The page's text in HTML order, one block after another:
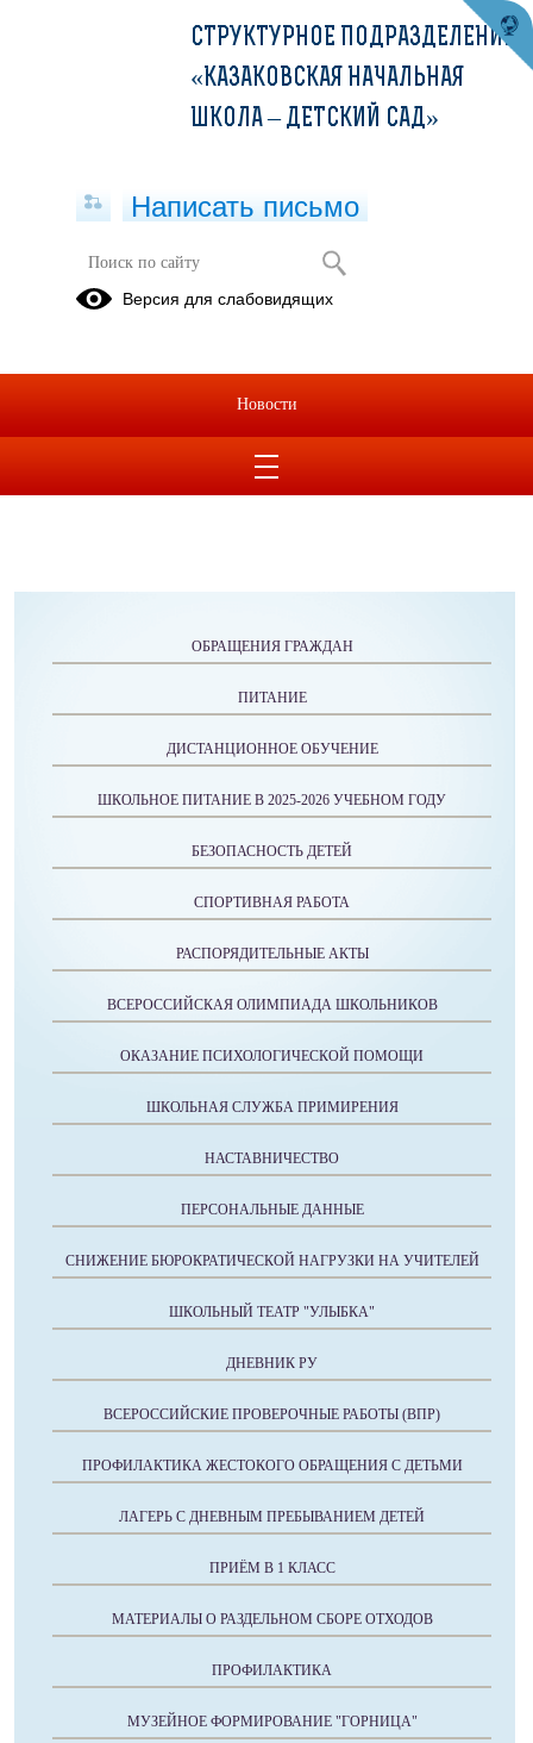
Музейное формирование "Горница"
Календарь весенних праздников
Календарь зимних праздников
ОБРАЩЕНИЯ ГРАЖДАН
ПИТАНИЕ
ДИСТАНЦИОННОЕ ОБУЧЕНИЕ
ШКОЛЬНОЕ ПИТАНИЕ В 2025-2026 УЧЕБНОМ ГОДУ
БЕЗОПАСНОСТЬ ДЕТЕЙ
СПОРТИВНАЯ РАБОТА
РАСПОРЯДИТЕЛЬНЫЕ АКТЫ
ВСЕРОССИЙСКАЯ ОЛИМПИАДА ШКОЛЬНИКОВ
ОКАЗАНИЕ ПСИХОЛОГИЧЕСКОЙ ПОМОЩИ
ШКОЛЬНАЯ СЛУЖБА ПРИМИРЕНИЯ
НАСТАВНИЧЕСТВО
ПЕРСОНАЛЬНЫЕ ДАННЫЕ
СНИЖЕНИЕ БЮРОКРАТИЧЕСКОЙ НАГРУЗКИ НА УЧИТЕЛЕЙ
ШКОЛЬНЫЙ ТЕАТР "УЛЫБКА"
ДНЕВНИК РУ
ВСЕРОССИЙСКИЕ ПРОВЕРОЧНЫЕ РАБОТЫ (ВПР)
ПРОФИЛАКТИКА ЖЕСТОКОГО ОБРАЩЕНИЯ С ДЕТЬМИ
ЛАГЕРЬ С ДНЕВНЫМ ПРЕБЫВАНИЕМ ДЕТЕЙ
ПРИЁМ В 1 КЛАСС
МАТЕРИАЛЫ О РАЗДЕЛЬНОМ СБОРЕ ОТХОДОВ
ПРОФИЛАКТИКА
МУЗЕЙНОЕ ФОРМИРОВАНИЕ "ГОРНИЦА"
СТРУКТУРНОЕ ПОДРАЗДЕЛЕНИЕ
«КАЗАКОВСКАЯ НАЧАЛЬНАЯ
ШКОЛА – ДЕТСКИЙ САД»
Написать письмо
Версия для слабовидящих
Новости